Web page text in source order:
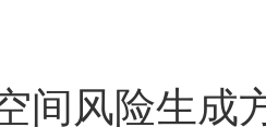
风险生成